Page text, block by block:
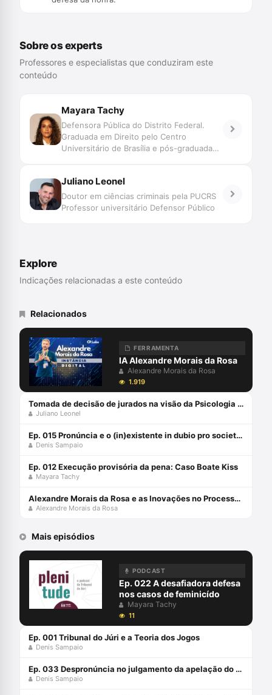
Sobre os experts
Professores e especialistas que conduziram este
conteúdo
Mayara Tachy
Defensora Pública do Distrito Federal.
Graduada em Direito pelo Centro
Universitário de Brasília e pós-graduada
Penal na graduação da Universidade de
Brasília. Professora de processo penal e
direito penal para cursos especializados.
Juliano Leonel
Doutor em ciências criminais pela PUCRS
Professor universitário Defensor Público
Explore
Indicações relacionadas a este conteúdo
Relacionados
FERRAMENTA
IA Alexandre Morais da Rosa
Alexandre Morais da Rosa
1.919
Tomada de decisão de jurados na visão da Psicologia Forense com Sidnei Priolo Filho e Juliano Leonel
Juliano Leonel
Ep. 015 Pronúncia e o (in)existente in dubio pro societate
Denis Sampaio
Ep. 012 Execução provisória da pena: Caso Boate Kiss
Mayara Tachy
Alexandre Morais da Rosa e as Inovações no Processo Penal: Ferramentas Tecnológicas
Alexandre Morais da Rosa
Mais episódios
PODCAST
Ep. 022 A desafiadora defesa
nos casos de feminicído
Mayara Tachy
11
Ep. 001 Tribunal do Júri e a Teoria dos Jogos
Denis Sampaio
Ep. 033 Despronúncia no julgamento da apelação do Juri: pode isso?
Denis Sampaio